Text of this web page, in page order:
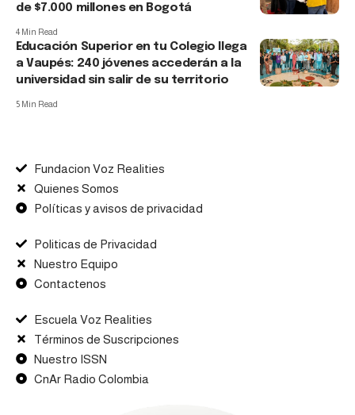
de $7.000 millones en Bogotá
4 Min Read
Educación Superior en tu Colegio llega
a Vaupés: 240 jóvenes accederán a la
universidad sin salir de su territorio
5 Min Read
Fundacion Voz Realities
Quienes Somos
Políticas y avisos de privacidad
Politicas de Privacidad
Nuestro Equipo
Contactenos
Escuela Voz Realities
Términos de Suscripciones
Nuestro ISSN
CnAr Radio Colombia